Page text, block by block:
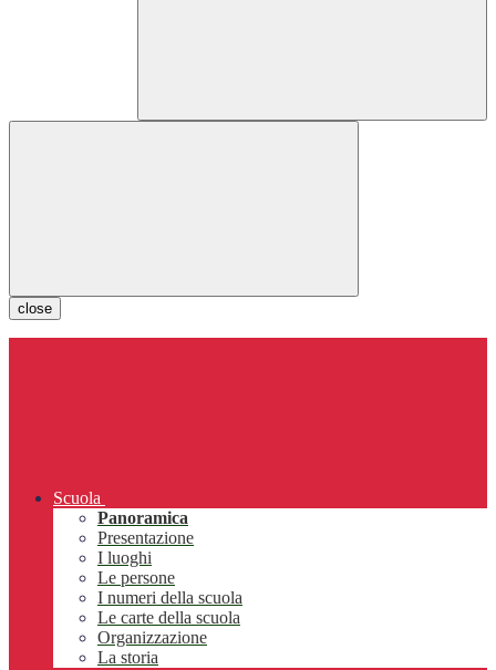
close
Scuola
Panoramica
Presentazione
I luoghi
Le persone
I numeri della scuola
Le carte della scuola
Organizzazione
La storia